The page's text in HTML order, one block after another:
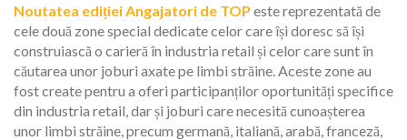
Noutatea ediției Angajatori de TOP este reprezentată de
cele două zone special dedicate celor care își doresc să își
construiască o carieră în industria retail și celor care sunt în
căutarea unor joburi axate pe limbi străine. Aceste zone au
fost create pentru a oferi participanților oportunități specifice
din industria retail, dar și joburi care necesită cunoașterea
unor limbi străine, precum germană, italiană, arabă, franceză,